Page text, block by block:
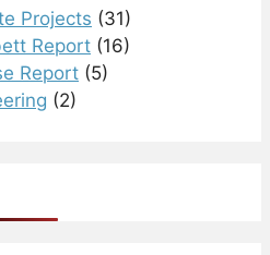
Projects (31)
Report (16)
Report (5)
(2)